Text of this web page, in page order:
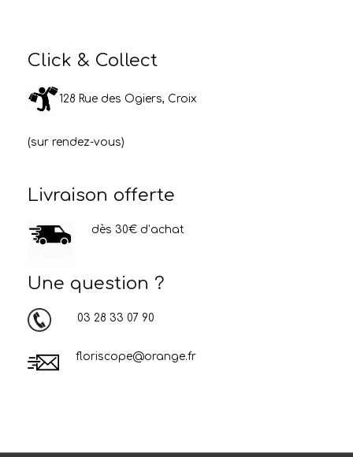
Click & Collect
128 Rue des Ogiers, Croix
(sur rendez-vous)
Livraison offerte
dès 30€ d’achat
Une question ?
03 28 33 07 90
floriscope@orange.fr